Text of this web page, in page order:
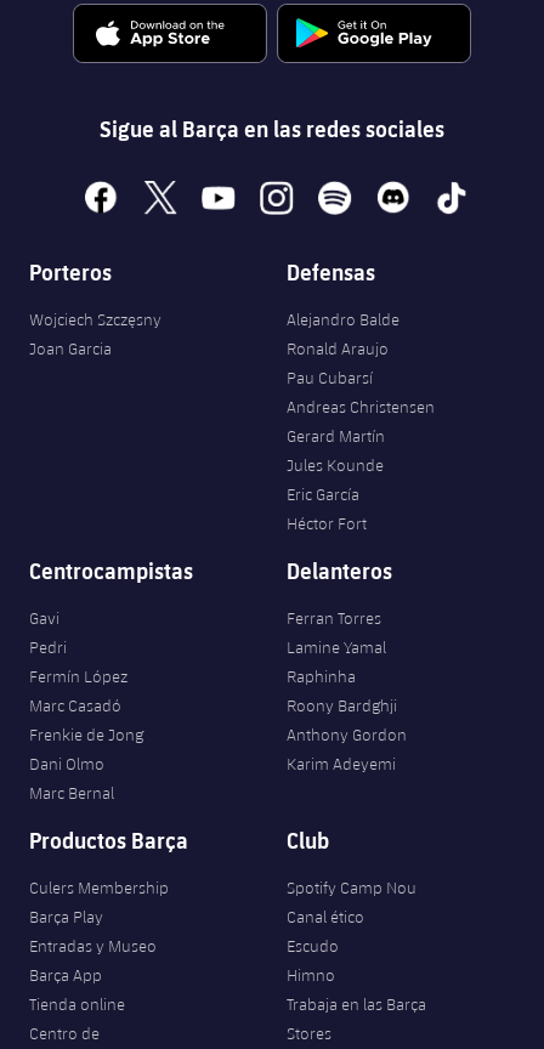
Sigue al Barça en las redes sociales
facebook
x youtubeinstagramspotify discord tiktok
Porteros
Wojciech Szczęsny
Joan Garcia
Defensas
Alejandro Balde
Ronald Araujo
Pau Cubarsí
Andreas Christensen
Gerard Martín
Jules Kounde
Eric García
Héctor Fort
Centrocampistas
Gavi
Pedri
Fermín López
Marc Casadó
Frenkie de Jong
Dani Olmo
Marc Bernal
Delanteros
Ferran Torres
Lamine Yamal
Raphinha
Roony Bardghji
Anthony Gordon
Karim Adeyemi
Productos Barça
Culers Membership
Barça Play
Entradas y Museo
Barça App
Tienda online
Centro de
Club
Spotify Camp Nou
Canal ético
Escudo
Himno
Trabaja en las Barça
Stores